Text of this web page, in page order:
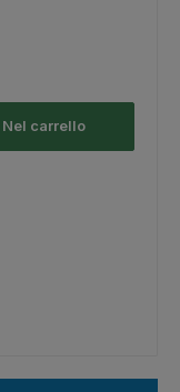
Nel carrello